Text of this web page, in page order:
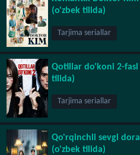
(o'zbek tilida)
Tarjima seriallar
Qotillar do'koni 2-fasl
tilida)
Tarjima seriallar
Qo'rqinchli sevgi
(o'zbek tilida)